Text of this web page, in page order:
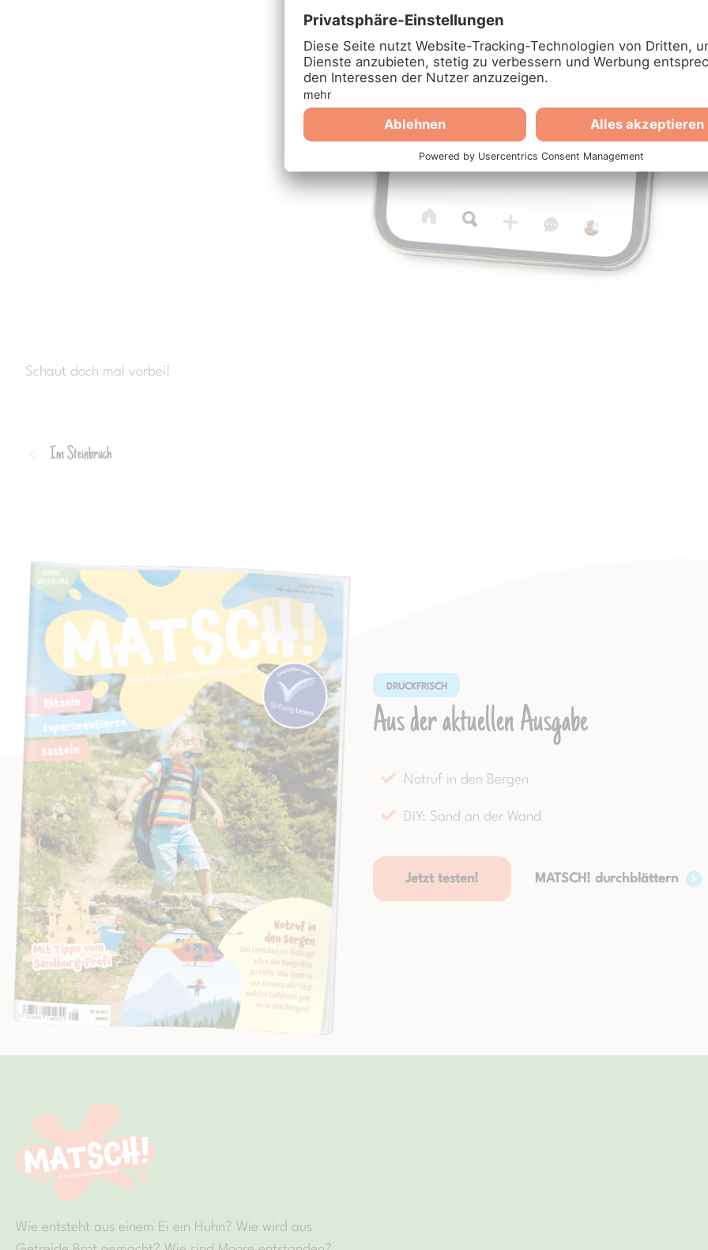
Schaut doch mal vorbei!
Im Steinbruch
DRUCKFRISCH
Aus der aktuellen Ausgabe
Notruf in den Bergen
DIY: Sand an der Wand
Jetzt testen! MATSCH! durchblättern
Wie entsteht aus einem Ei ein Huhn? Wie wird aus